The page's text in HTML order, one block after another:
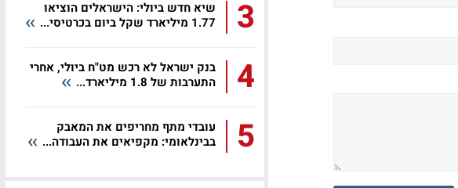
3
שיא חדש ביולי: הישראלים הוציאו
1.77 מיליארד שקל ביום בכרטיסי...
4
בנק ישראל לא רכש מט"ח ביולי, אחרי
התערבות של 1.8 מיליארד...
5
עובדי מתף מחריפים את המאבק
בבינלאומי: מקפיאים את העבודה...